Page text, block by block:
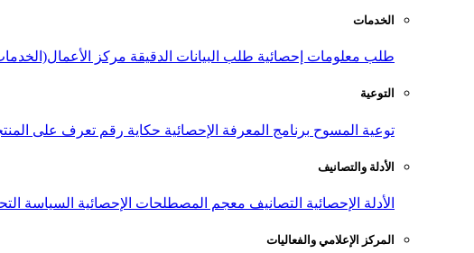
الخدمات
طلب معلومات إحصائية طلب البيانات الدقيقة مركز
التوعية
توعية المسوح برنامج المعرفة الإحصائية حكاية رقم تعرف على
الأدلة والتصانيف
الأدلة الإحصائية التصانيف معجم المصطلحات الإحصائية السياسة
المركز الإعلامي والفعاليات